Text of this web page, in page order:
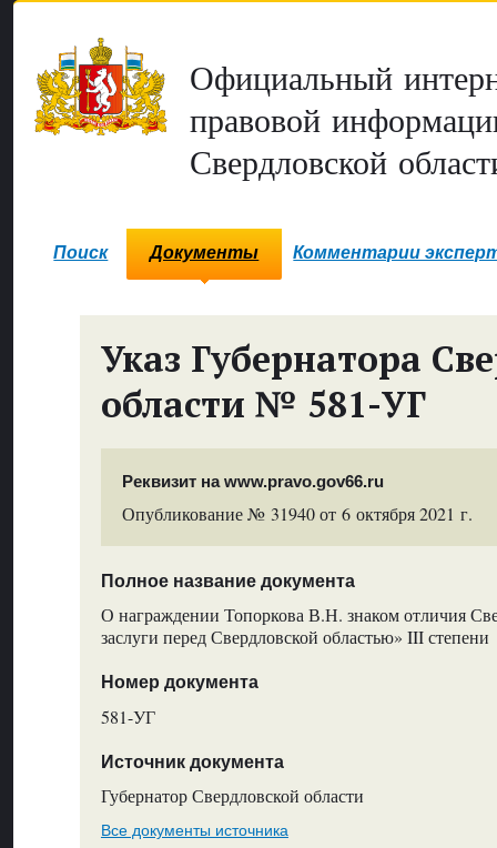
Официальный
правовой
Свердловской
Поиск Документы Комментарии
Указ Губернатора
области № 581-УГ
Реквизит на www.pravo.gov66.ru
Опубликование № 31940 от 6 октября 2021 г.
Полное название документа
О награждении Топоркова В.Н. знаком отличия
заслуги перед Свердловской областью» III степени
Номер документа
581-УГ
Источник документа
Губернатор Свердловской области
Все документы источника